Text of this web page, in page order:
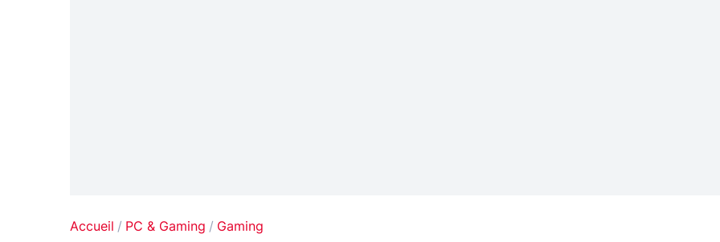
Accueil PC & Gaming Gaming